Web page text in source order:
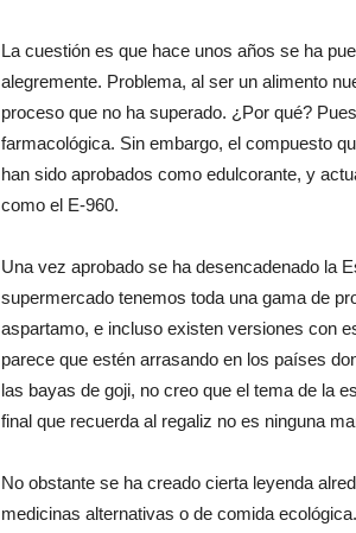
La cuestión es que hace unos años se ha
alegremente. Problema, al ser un alimento
proceso que no ha superado. ¿Por qué?
farmacológica. Sin embargo, el compuesto
han sido aprobados como edulcorante, y
como el E-960.
Una vez aprobado se ha desencadenado la
supermercado tenemos toda una gama de
aspartamo, e incluso existen versiones con
parece que estén arrasando en los países
las bayas de goji, no creo que el tema de la
final que recuerda al regaliz no es ninguna
No obstante se ha creado cierta leyenda
medicinas alternativas o de comida